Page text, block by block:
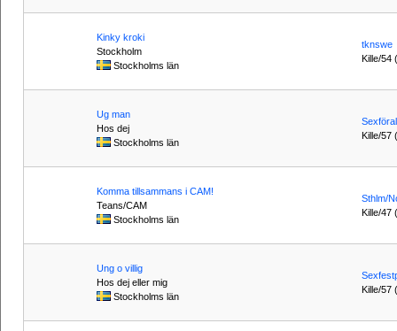
Kinky kroki
Stockholm
Stockholms län
tknswe
Kille/54
Ug man
Hos dej
Stockholms län
Kille/57
Komma tillsammans i CAM!
Teans/CAM
Stockholms län
Sthlm/
Kille/47
Ung o villig
Hos dej eller mig
Stockholms län
Kille/57